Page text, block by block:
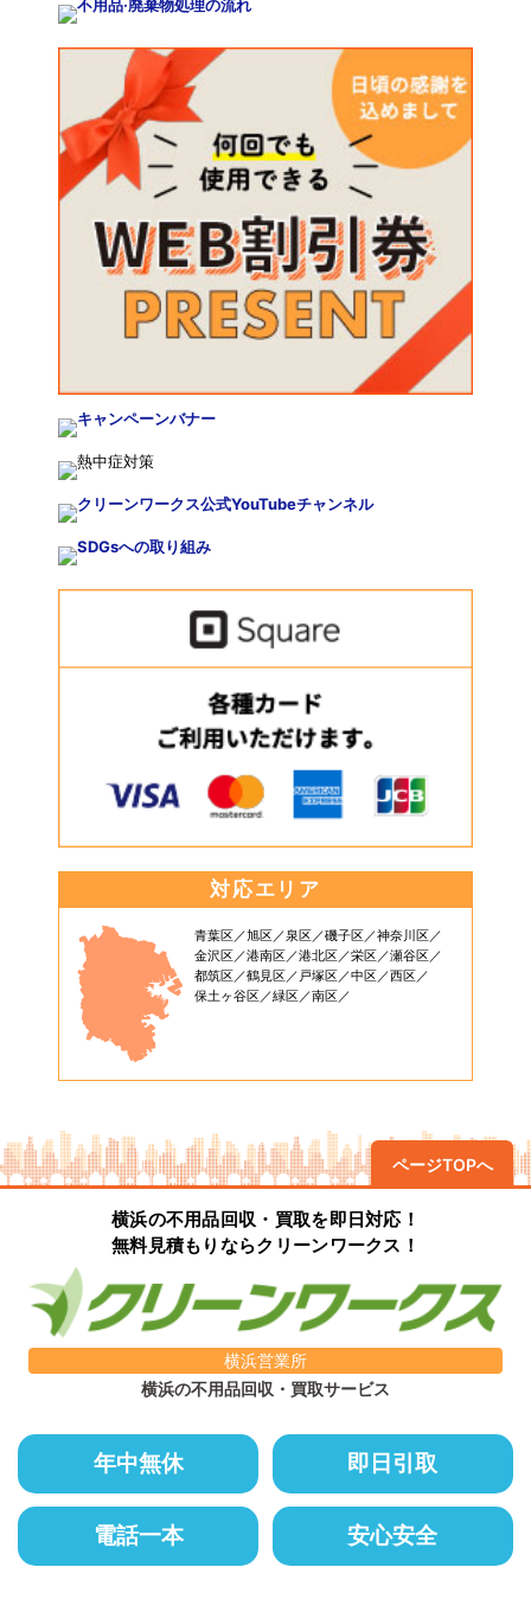
対応エリア
青葉区 旭区 泉区 磯子区
神奈川区
金沢区
港南区 港北区 栄区
瀬谷区
都筑区
鶴見区 戸塚区 中区
西区
保土ヶ谷区
緑区 南区
ページTOPへ
横浜の不用品回収・買取を即日対応！
無料見積もりならクリーンワークス！
横浜営業所
横浜の不用品回収・買取サービス
年中無休 即日引取
電話一本 安心安全